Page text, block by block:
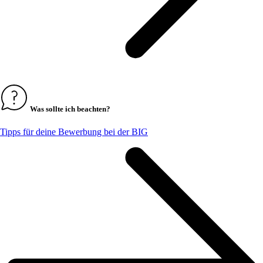
Was sollte ich beachten?
Tipps für deine Bewerbung bei der BIG